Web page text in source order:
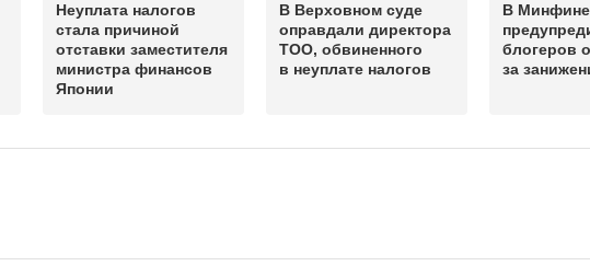
Неуплата налогов
стала причиной
отставки заместителя
министра финансов
Японии
В Верховном суде
оправдали директора
ТОО, обвиненного
в неуплате налогов
В Минфине
блогеров
за